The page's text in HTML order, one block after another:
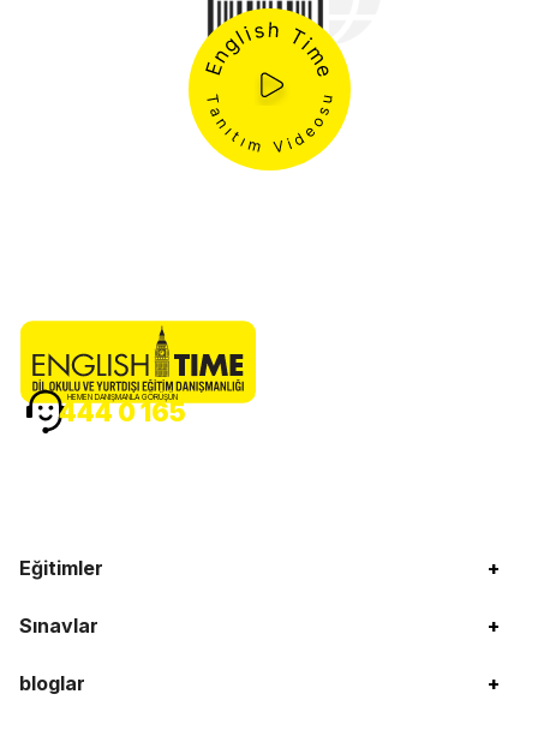
Eğitimler +
Sınavlar +
bloglar +
HEMEN DANIŞMANLA GÖRÜŞÜN
444 0 165